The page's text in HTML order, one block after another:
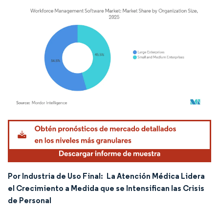
Imagen © Mordor Intelligence. El uso requiere atribución según CC BY 4.0.
Por Industria de Uso Final: La Atención Médica Lidera
el Crecimiento a Medida que se Intensifican las Crisis
de Personal